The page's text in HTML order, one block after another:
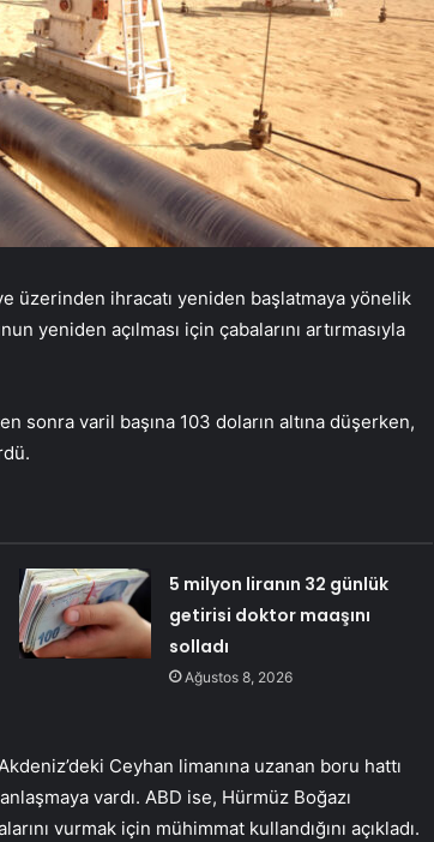
üzerinden ihracatı yeniden başlatmaya yönelik
yeniden açılması için çabalarını artırmasıyla
sonra varil başına 103 doların altına düşerken,
5 milyon liranın 32 günlük
getirisi doktor maaşını
solladı
Ağustos 8, 2026
Ceyhan limanına uzanan boru hattı
vardı. ABD ise, Hürmüz Boğazı
vurmak için mühimmat kullandığını açıkladı.